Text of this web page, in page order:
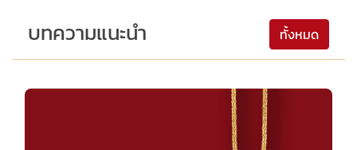
บทความแนะนำ ทั้งหมด